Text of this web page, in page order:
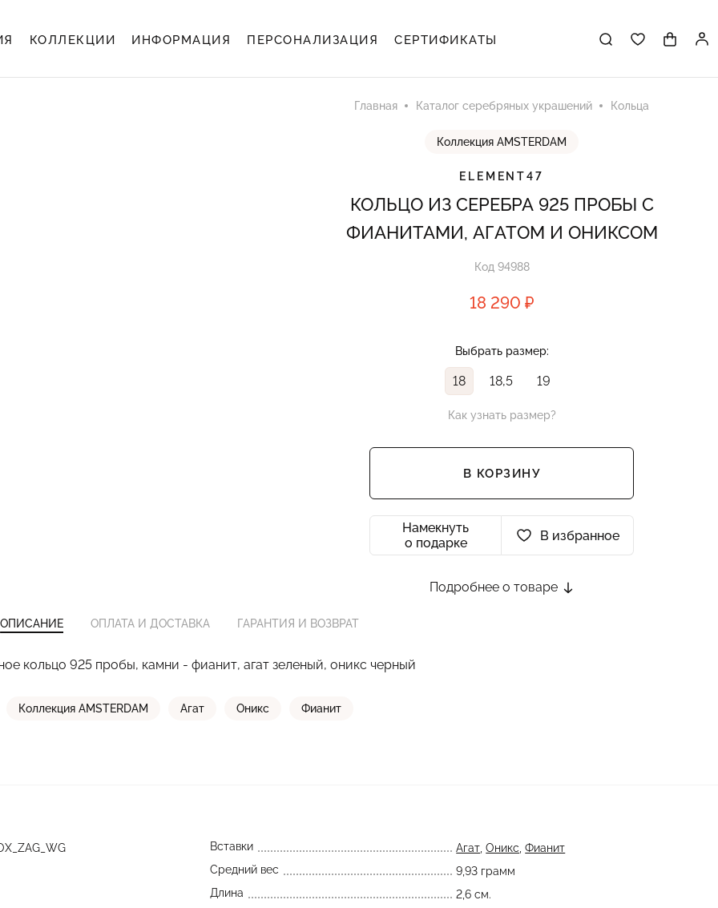
КОЛЛЕКЦИИ ИНФОРМАЦИЯ ПЕРСОНАЛИЗАЦИЯ СЕРТИФИКАТЫ
Главная Каталог серебряных украшений Кольца
Коллекция AMSTERDAM
ELEMENT47
КОЛЬЦО ИЗ СЕРЕБРА 925 ПРОБЫ С
ФИАНИТАМИ, АГАТОМ И ОНИКСОМ
Код 94988
18 290 ₽
Выбрать размер:
18 18,5 19
Как узнать размер?
В КОРЗИНУ
Намекнуть
о подарке
В избранное
Подробнее о товаре
ОПИСАНИЕ ОПЛАТА И ДОСТАВКА ГАРАНТИЯ И ВОЗВРАТ
кольцо 925 пробы, камни - фианит, агат зеленый, оникс черный
Коллекция AMSTERDAM Агат Оникс Фианит
Вставки Агат ,Оникс ,Фианит
Средний вес
9,93 грамм
Длина
2,6 см.